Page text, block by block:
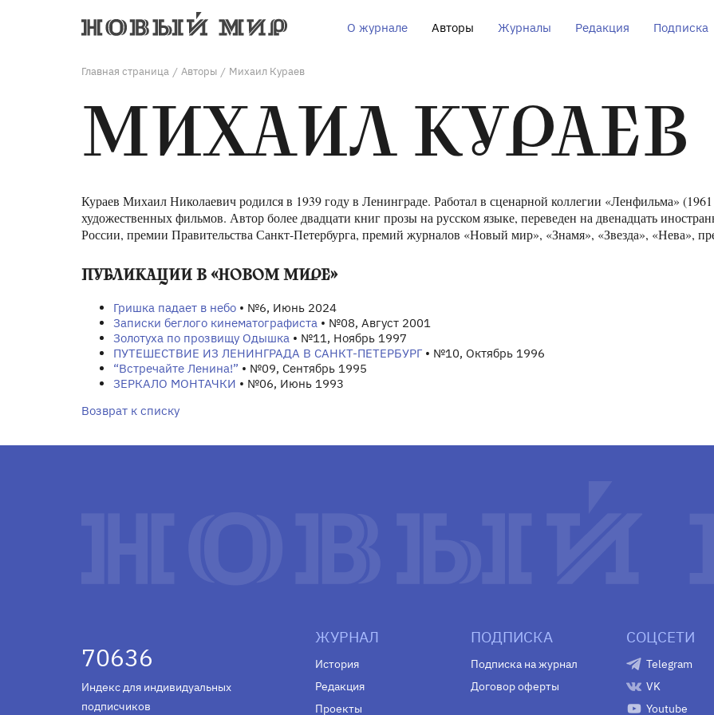
О журнале Авторы Журналы Редакция Подписка
Главная страница / Авторы / Михаил Кураев
МИХАИЛ КУРАЕВ
Кураев Михаил Николаевич родился в 1939 году в Ленинграде. Работал в сценарной коллегии «Ленфильма»
художественных фильмов. Автор более двадцати книг прозы на русском языке, переведен на двенадцать
России, премии Правительства Санкт-Петербурга, премий журналов «Новый мир», «Знамя», «Звезда», «Нева»,
ПУБЛИКАЦИИ В «НОВОМ МИРЕ»
Гришка падает в небо • №6, Июнь 2024
Записки беглого кинематографиста • №08, Август 2001
Золотуха по прозвищу Одышка • №11, Ноябрь 1997
ПУТЕШЕСТВИЕ ИЗ ЛЕНИНГРАДА В САНКТ-ПЕТЕРБУРГ • №10, Октябрь 1996
“Встречайте Ленина!” • №09, Сентябрь 1995
ЗЕРКАЛО МОНТАЧКИ • №06, Июнь 1993
Возврат к списку
70636
Индекс для индивидуальных
подписчиков
ЖУРНАЛ
История
Редакция
Проекты
ПОДПИСКА
Подписка на журнал
Договор оферты
СОЦСЕТИ
Telegram
VK
Youtube